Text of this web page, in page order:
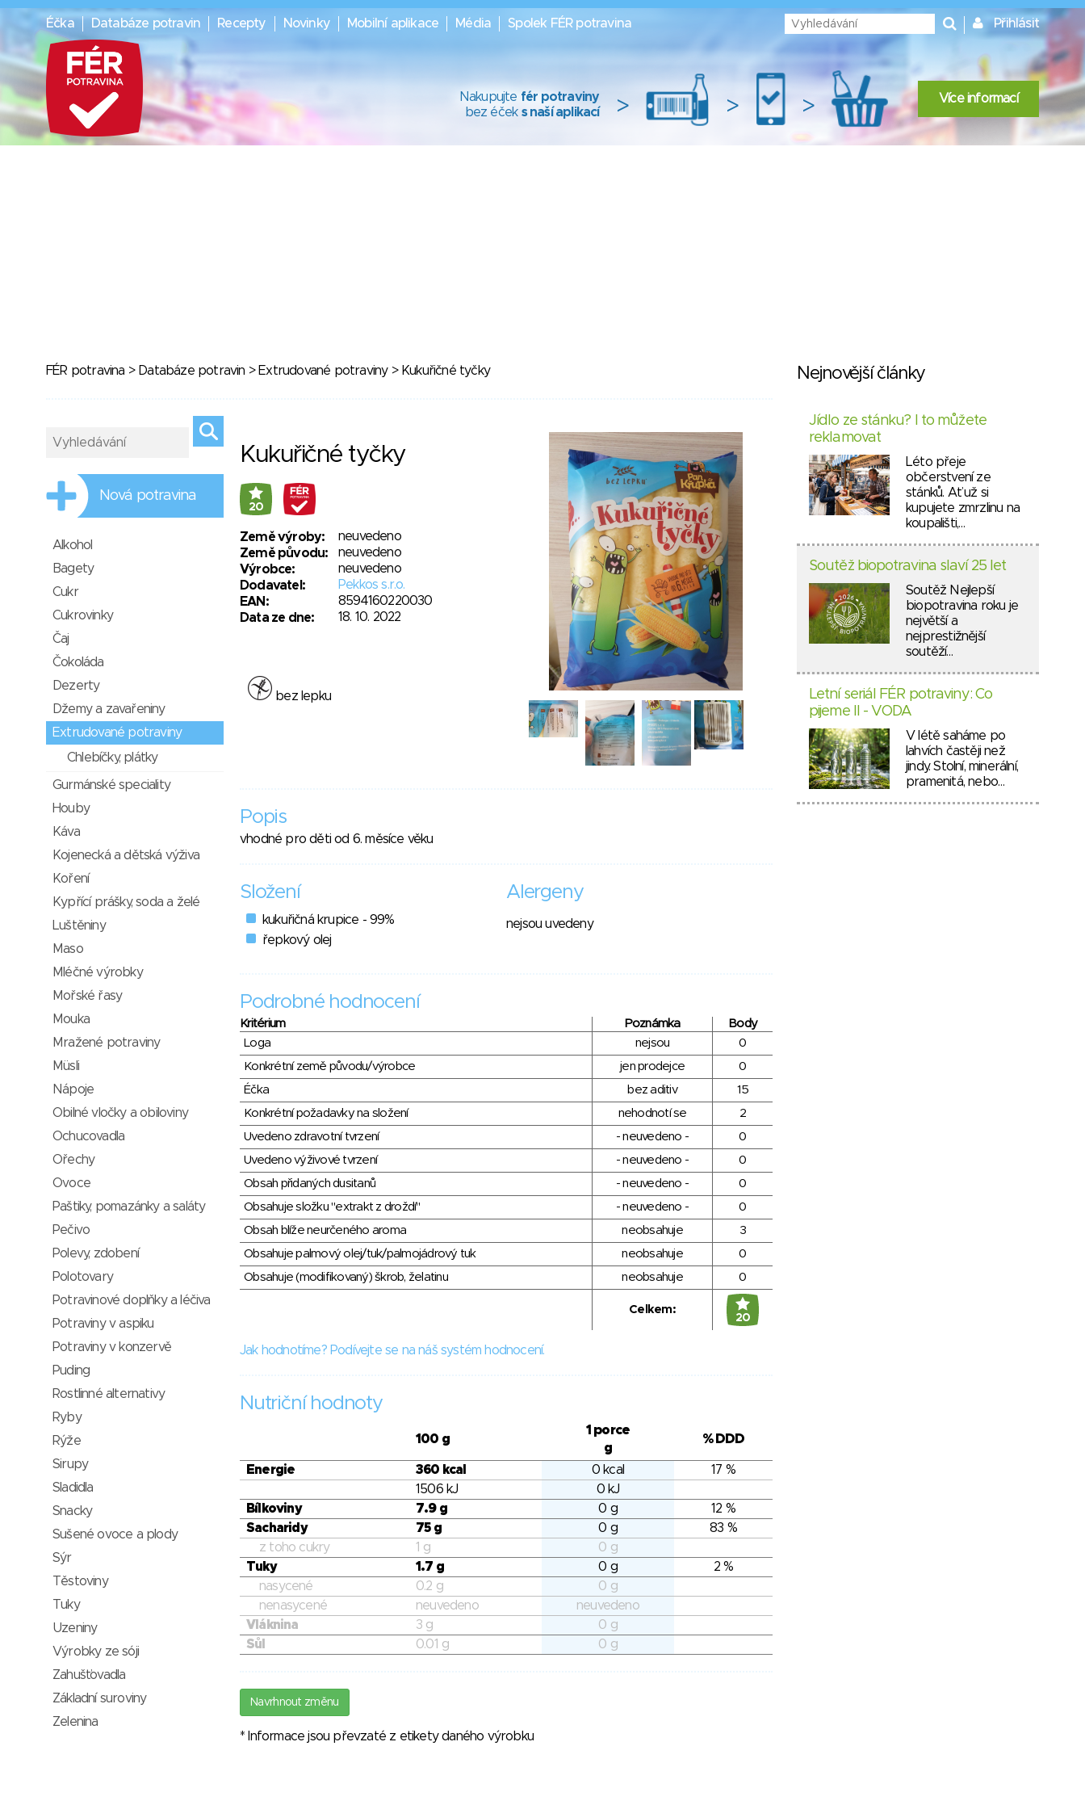
Éčka Databáze potravin Recepty Novinky Mobilní aplikace Média Spolek FÉR potravina Přihlásit
Nakupujte fér potraviny
bez éček s naší aplikací > > > Více informací
FÉR potravina > Databáze potravin > Extrudované potraviny> Kukuřičné tyčky
Kukuřičné tyčky
20
Země výroby:
neuvedeno
Země původu:
neuvedeno
Výrobce:
neuvedeno
Dodavatel:
Pekkos s.r.o.
EAN:
8594160220030
Data ze dne:
18. 10. 2022
bez lepku
Popis
vhodné pro děti od 6. měsíce věku
Složení
kukuřičná krupice - 99%
řepkový olej
Alergeny
nejsou uvedeny
Podrobné hodnocení
Kritérium Poznámka
Body
Loga
nejsou
0
Konkrétní země původu/výrobce
jen prodejce
0
Éčka
bez aditiv
15
Konkrétní požadavky na složení
nehodnotí se
2
Uvedeno zdravotní tvrzení
- neuvedeno -
0
Uvedeno výživové tvrzení
- neuvedeno -
0
Obsah přidaných dusitanů
- neuvedeno -
0
Obsahuje složku "extrakt z droždí"
- neuvedeno -
0
Obsah blíže neurčeného aroma
neobsahuje
3
Obsahuje palmový olej/tuk/palmojádrový tuk
neobsahuje
0
Obsahuje (modifikovaný) škrob, želatinu
neobsahuje 0
Celkem:
20
Jak hodnotíme? Podívejte se na náš systém hodnocení.
Nutriční hodnoty
100 g
1 porce
g
% DDD
Energie 360 kcal 0 kcal
17 %
1506 kJ
0 kJ
Bílkoviny
7.9 g 0 g
12 %
Sacharidy
75 g 0 g
83 %
z toho cukry
1 g
0 g
Tuky
1.7 g 0 g
2 %
nasycené
0.2 g
0 g
nenasycené
neuvedeno
neuvedeno
Vláknina
3 g
0 g
Sůl
0.01 g 0 g
Navrhnout změnu
* Informace jsou převzaté z etikety daného výrobku
Nová potravina
Alkohol
Bagety
Cukr
Cukrovinky
Čaj
Čokoláda
Dezerty
Džemy a zavařeniny
Extrudované potraviny
Chlebíčky, plátky
Gurmánské speciality
Houby
Káva
Kojenecká a dětská výživa
Koření
Kypřící prášky, soda a želé
Luštěniny
Maso
Mléčné výrobky
Mořské řasy
Mouka
Mražené potraviny
Müsli
Nápoje
Obilné vločky a obiloviny
Ochucovadla
Ořechy
Ovoce
Paštiky, pomazánky a saláty
Pečivo
Polevy, zdobení
Polotovary
Potravinové doplňky a léčiva
Potraviny v aspiku
Potraviny v konzervě
Puding
Rostlinné alternativy
Ryby
Rýže
Sirupy
Sladidla
Snacky
Sušené ovoce a plody
Sýr
Těstoviny
Tuky
Uzeniny
Výrobky ze sóji
Zahušťovadla
Základní suroviny
Zelenina
Nejnovější články
Jídlo ze stánku? I to můžete
reklamovat
Léto přeje
občerstvení ze
stánků. Ať už si
kupujete zmrzlinu na
koupališti,…
Soutěž biopotravina slaví 25 let
Soutěž Nejlepší
biopotravina roku je
největší a
nejprestižnější
soutěží…
Letní seriál FÉR potraviny: Co
pijeme II - VODA
V létě saháme po
lahvích častěji než
jindy. Stolní, minerální,
pramenitá, nebo…